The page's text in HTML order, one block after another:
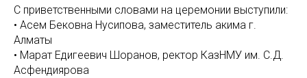
С приветственными словами на церемонии выступили:
• Асем Бековна Нусипова, заместитель акима г.
Алматы
• Марат Едигеевич Шоранов, ректор КазНМУ им. С.Д.
Асфендиярова